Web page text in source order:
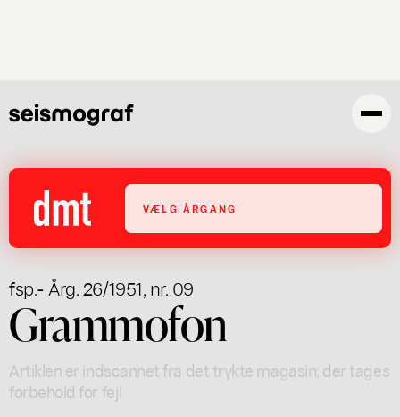
VÆLG ÅRGANG
fsp.- Årg. 26/1951, nr. 09
Grammofon
Artiklen er indscannet fra det trykte magasin; der tages
forbehold for fejl